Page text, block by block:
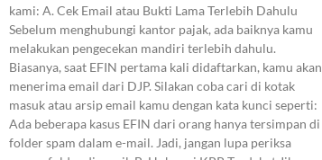
kami: A. Cek Email atau Bukti Lama Terlebih Dahulu
Sebelum menghubungi kantor pajak, ada baiknya kamu
melakukan pengecekan mandiri terlebih dahulu.
Biasanya, saat EFIN pertama kali didaftarkan, kamu akan
menerima email dari DJP. Silakan coba cari di kotak
masuk atau arsip email kamu dengan kata kunci seperti:
Ada beberapa kasus EFIN dari orang hanya tersimpan di
folder spam dalam e-mail. Jadi, jangan lupa periksa